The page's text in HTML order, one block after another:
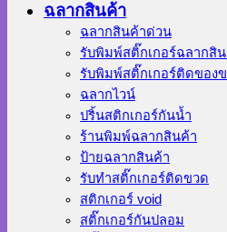
ฉลากสินค้า
ฉลากสินค้าด่วน
รับพิมพ์สติ๊กเกอร์ฉลากสิ
รับพิมพ์สติ๊กเกอร์ติดของ
ฉลากไวน์
ปริ้นสติกเกอร์กันน้ำ
ร้านพิมพ์ฉลากสินค้า
ป้ายฉลากสินค้า
รับทำสติ๊กเกอร์ติดขวด
สติกเกอร์ void
สติ๊กเกอร์กันปลอม